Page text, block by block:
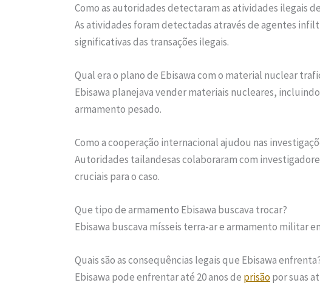
Como as autoridades detectaram as atividades ilegais
As atividades foram detectadas através de agentes
significativas das transações ilegais.
Qual era o plano de Ebisawa com o material nuclear
Ebisawa planejava vender materiais nucleares,
armamento pesado.
Como a cooperação internacional ajudou nas
Autoridades tailandesas colaboraram com
cruciais para o caso.
Que tipo de armamento Ebisawa buscava trocar?
Ebisawa buscava mísseis terra-ar e armamento militar
Quais são as consequências legais que Ebisawa
Ebisawa pode enfrentar até 20 anos de prisãopor suas